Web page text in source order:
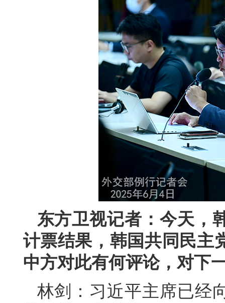
东方卫视记者：今天，
计票结果，韩国共同民主
中方对此有何评论，对下
林剑：习近平主席已经